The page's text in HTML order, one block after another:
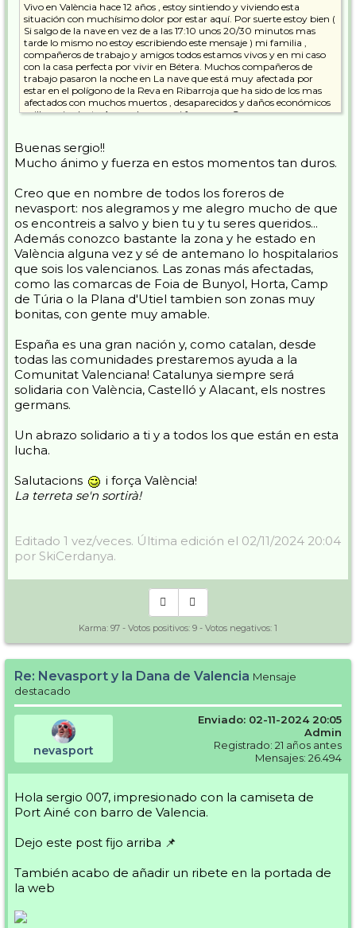
Vivo en València hace 12 años , estoy sintiendo y viviendo esta
situación con muchísimo dolor por estar aquí. Por suerte estoy bien (
Si salgo de la nave en vez de a las 17:10 unos 20/30 minutos mas
tarde lo mismo no estoy escribiendo este mensaje ) mi familia ,
compañeros de trabajo y amigos todos estamos vivos y en mi caso
con la casa perfecta por vivir en Bétera. Muchos compañeros de
trabajo pasaron la noche en La nave que está muy afectada por
estar en el polígono de la Reva en Ribarroja que ha sido de los mas
afectados con muchos muertos , desaparecidos y daños económicos
millonarios ( esta Arrasado como si fuera una Guerra con empresas
Lo primero mi mas sentido pésame a los familiares de fallecidos cuya
cifra es absolutamente apabullante y por desgracia seguirá
Lo segundo animo y fuerza para todos los familiares de
desaparecidos . Haremos todo lo posible por seguir hasta localizar a
todos.
He estado en Paiporta y la imagen es de una dureza indescriptible
con la gente deambulando en búsqueda incluso de agua y comida
porque LO HAN PERDIDO TODO.
Y lo mas importante de este Post es que solo quiero que sirva para
que esta familia con la que he compartido años y he tenido la suerte
de conocer a gente maravillosa demuestre una vez mas que es " lo
mejor del mundo " y de una muestra enorme de solidaridad
Desde la distancia lo mas efectivo son las ONG grandes con cualquier
aportación ( MONETARIA , ALIMENTACIÓN,... ) . Desde cerca
ponemos las manos para ayudar en lo que sea pero por favor con
orden QUE TODOS A LA VEZ NO CABEMOS E INCLUSO
PODEMOS LLEGAR A ESTORBAR.
quitado barro ...
si lo haces poner chincheta mucho mejor.
Gracias a todos y fuerza València.
Buenas sergio!!
Mucho ánimo y fuerza en estos momentos tan duros.
Creo que en nombre de todos los foreros de
nevasport: nos alegramos y me alegro mucho de que
os encontreis a salvo y bien tu y tu seres queridos...
Además conozco bastante la zona y he estado en
València alguna vez y sé de antemano lo hospitalarios
que sois los valencianos. Las zonas más afectadas,
como las comarcas de Foia de Bunyol, Horta, Camp
de Túria o la Plana d'Utiel tambien son zonas muy
bonitas, con gente muy amable.
España es una gran nación y, como catalan, desde
todas las comunidades prestaremos ayuda a la
Comunitat Valenciana! Catalunya siempre será
solidaria con València, Castelló y Alacant, els nostres
germans.
Un abrazo solidario a ti y a todos los que están en esta
lucha.
Salutacions
i força València!
La terreta se'n sortirà!
Editado 1 vez/veces. Última edición el 02/11/2024 20:04
por SkiCerdanya.
Karma: 97 - Votos positivos: 9 - Votos negativos: 1
Re: Nevasport y la Dana de Valencia Mensaje
destacado
nevasport
Enviado: 02-11-2024 20:05
Admin
Registrado: 21 años antes
Mensajes: 26.494
Hola sergio 007, impresionado con la camiseta de
Port Ainé con barro de Valencia.
Dejo este post fijo arriba 📌
También acabo de añadir un ribete en la portada de
la web